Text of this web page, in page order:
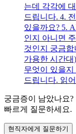
는데 각각에
드립니다. 4.
있을까요? 5.
인지 아니면
것인지 궁금합
가용한 시간
무엇이 있을
드립니다. 읽
궁금증이 남았나요?
빠르게 질문하세요.
현직자에게 질문하기